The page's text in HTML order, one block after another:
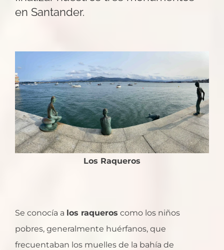
en Santander.
Los Raqueros
Se conocía a los raqueros como los niños
pobres, generalmente huérfanos, que
frecuentaban los muelles de la bahía de